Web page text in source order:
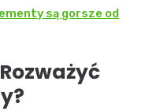
są gorsze od